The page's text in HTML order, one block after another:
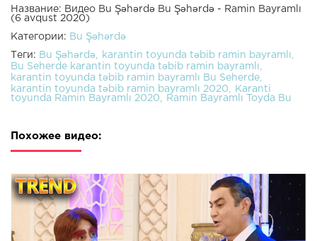
Название: Видео Bu Şəhərdə Bu Şəhərdə - Ramin Bayramlı
(6 avqust 2020)
Категории: Bu Şəhərdə
Теги: Bu Şəhərdə
karantin toyunda təbib ramin bayramlı
Bu Seherde karantin toyunda təbib ramin bayramlı
karantin toyunda təbib ramin bayramlı Bu Seherde
karantin toyunda təbib ramin bayramlı 2020
Karanti
toyunda Ramin Bayramlı 2020
Ramin Bayramlı Toyda Bu
Похожее видео: